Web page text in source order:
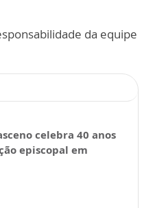
da equipe
celebra 40 anos
episcopal em